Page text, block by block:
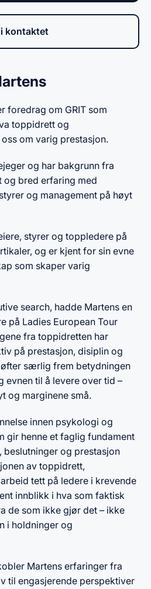
kontaktet
foredrag om GRIT som
toppidrett og
om varig prestasjon.
og har bakgrunn fra
og bred erfaring med
og management på høyt
styrer og toppledere på
og er kjent for sin evne
som skaper varig
search, hadde Martens en
på Ladies European Tour
fra toppidretten har
på prestasjon, disiplin og
særlig frem betydningen
evnen til å levere over tid –
og marginene små.
innen psykologi og
gir henne et faglig fundament
og prestasjon
av toppidrett,
tett på ledere i krevende
innblikk i hva som faktisk
de som ikke gjør det – ikke
i holdninger og
Martens erfaringer fra
til engasjerende perspektiver